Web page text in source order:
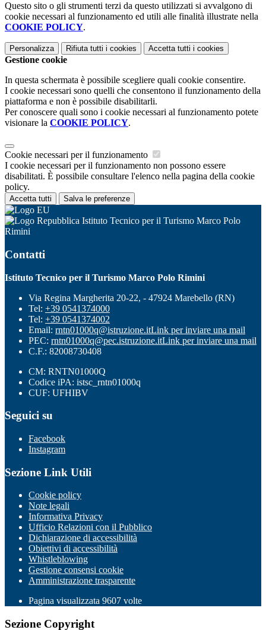
Questo sito o gli strumenti terzi da questo utilizzati si avvalgono di
cookie necessari al funzionamento ed utili alle finalità illustrate nella
COOKIE POLICY.
Personalizza Rifiuta tutti i cookies Accetta tutti i cookies
Gestione cookie
In questa schermata è possibile scegliere quali cookie consentire.
I cookie necessari sono quelli che consentono il funzionamento della
piattaforma e non è possibile disabilitarli.
Per conoscere quali sono i cookie necessari al funzionamento potete
visionare la COOKIE POLICY.
Cookie necessari per il funzionamento
I cookie necessari per il funzionamento non possono essere
disabilitati. È possibile consultare l'elenco nella pagina della cookie
policy.
Accetta tutti Salva le preferenze
Istituto Tecnico per il Turismo Marco Polo
Rimini
Contatti
Istituto Tecnico per il Turismo Marco Polo Rimini
Via Regina Margherita 20-22, - 47924 Marebello (RN)
Tel: +39 0541374000
Tel: +39 0541374002
Email: rntn01000q@istruzione.itLink per inviare una mail
PEC: rntn01000q@pec.istruzione.itLink per inviare una mail
C.F.: 82008730408
CM: RNTN01000Q
Codice iPA: istsc_rntn01000q
CUF: UFHIBV
Seguici su
Facebook
Instagram
Sezione Link Utili
Cookie policy
Note legali
Informativa Privacy
Ufficio Relazioni con il Pubblico
Dichiarazione di accessibilità
Obiettivi di accessibilità
Whistleblowing
Gestione consensi cookie
Amministrazione trasparente
Pagina visualizzata 9607 volte
Sezione Copyright